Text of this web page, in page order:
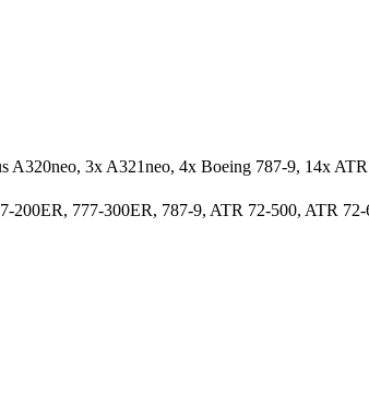
A320neo, 3x A321neo, 4x Boeing 787-9, 14x
200ER, 777-300ER, 787-9, ATR 72-500, ATR